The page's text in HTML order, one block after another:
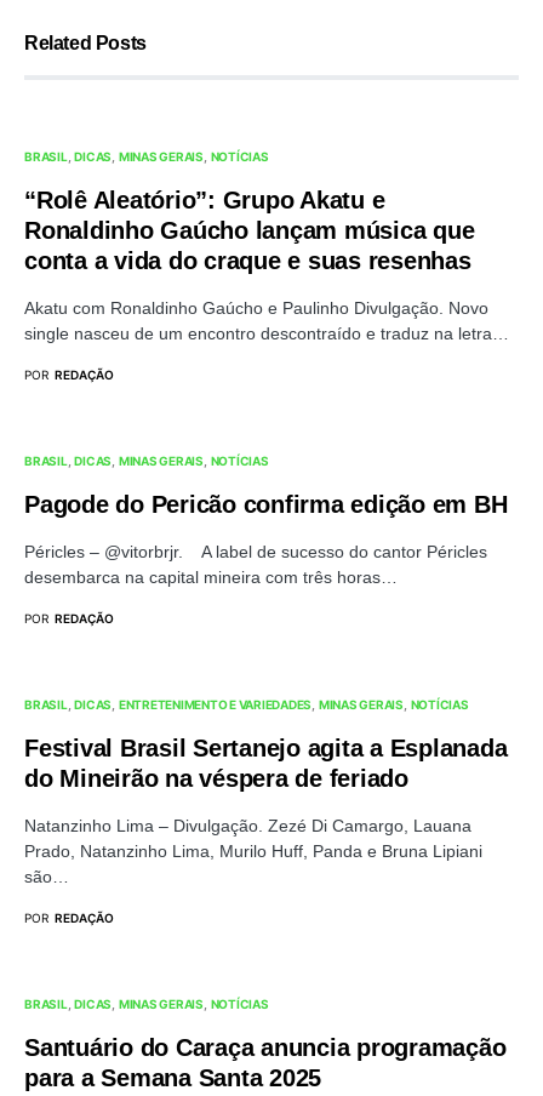
Related Posts
BRASIL DICAS MINAS GERAIS NOTÍCIAS
“Rolê Aleatório”: Grupo Akatu e
Ronaldinho Gaúcho lançam música que
conta a vida do craque e suas resenhas
Akatu com Ronaldinho Gaúcho e Paulinho Divulgação. Novo
single nasceu de um encontro descontraído e traduz na letra…
POR REDAÇÃO
BRASIL DICAS MINAS GERAIS NOTÍCIAS
Pagode do Pericão confirma edição em BH
Péricles – @vitorbrjr. A label de sucesso do cantor Péricles
desembarca na capital mineira com três horas…
POR REDAÇÃO
BRASIL DICAS ENTRETENIMENTO E VARIEDADES MINAS GERAIS NOTÍCIAS
Festival Brasil Sertanejo agita a Esplanada
do Mineirão na véspera de feriado
Natanzinho Lima – Divulgação. Zezé Di Camargo, Lauana
Prado, Natanzinho Lima, Murilo Huff, Panda e Bruna Lipiani
são…
POR REDAÇÃO
BRASIL DICAS MINAS GERAIS NOTÍCIAS
Santuário do Caraça anuncia programação
para a Semana Santa 2025